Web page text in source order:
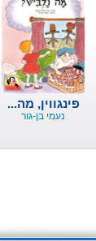
פינגווין, מה...
נעמי בן-גור